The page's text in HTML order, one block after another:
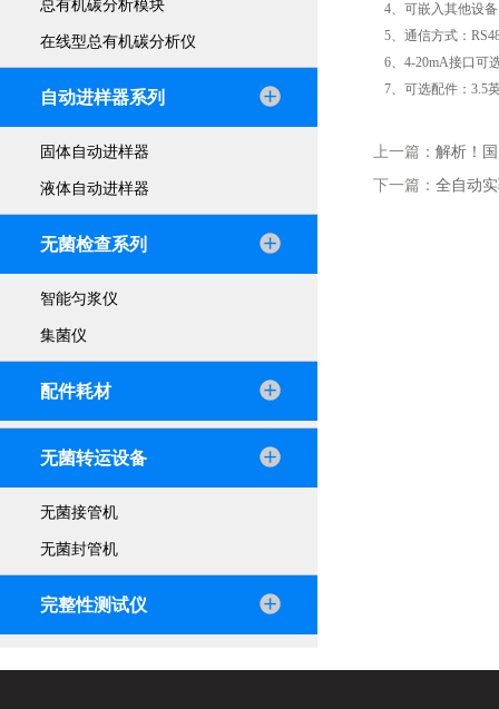
总有机碳分析模块
在线型总有机碳分析仪
自动进样器系列
固体自动进样器
液体自动进样器
无菌检查系列
智能匀浆仪
集菌仪
配件耗材
无菌转运设备
无菌接管机
无菌封管机
完整性测试仪
4、可嵌入其他设
5、通信方式：
6、4-20mA接口可
7、可选配件：3.5
上一篇： 解析！
下一篇： 全自动